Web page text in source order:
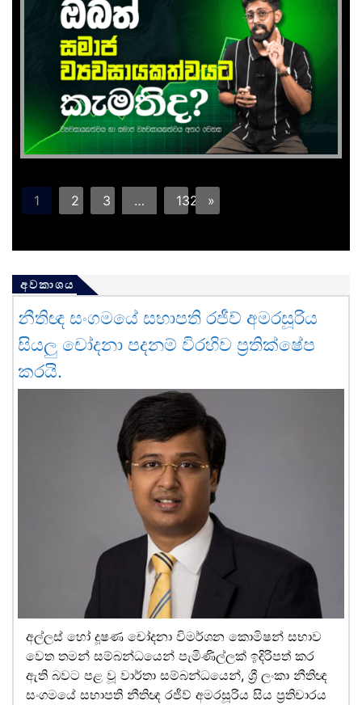
1 2 3 … 132 »
අවකාශය
නීතිඥ සංගමයේ සභාපති රජීව් අමරසූරිය
සියලු චෝදනා පදනම් විරහිව ප්‍රතික්ෂේප
කරයි.
අල්ලස් හෝ දූෂණ චෝදනා විමර්ශන කොමිෂන් සභාව
වෙත තමන් සම්බන්ධයෙන් පැමිණිල්ලක් ඉදිරිපත් කර
ඇති බවට පළ වූ වාර්තා සම්බන්ධයෙන්, ශ්‍රී ලංකා නීතිඥ
සංගමයේ සභාපති නීතිඥ රජීව් අමරසූරිය සිය ප්‍රතිචාරය